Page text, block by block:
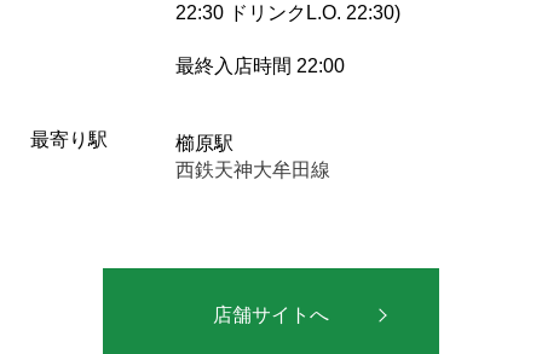
22:30 ドリンクL.O. 22:30)
最終入店時間 22:00
最寄り駅
櫛原駅
西鉄天神大牟田線
店舗サイトへ